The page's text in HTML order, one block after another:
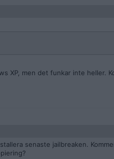
XP, men det funkar inte heller.
senaste jailbreaken.